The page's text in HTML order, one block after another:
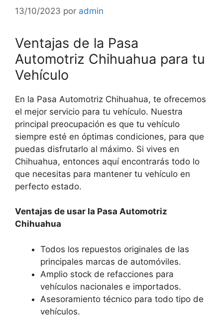
13/10/2023 por admin
Ventajas de la Pasa
Automotriz Chihuahua para tu
Vehículo
En la Pasa Automotriz Chihuahua, te ofrecemos
el mejor servicio para tu vehículo. Nuestra
principal preocupación es que tu vehículo
siempre esté en óptimas condiciones, para que
puedas disfrutarlo al máximo. Si vives en
Chihuahua, entonces aquí encontrarás todo lo
que necesitas para mantener tu vehículo en
perfecto estado.
Ventajas de usar la Pasa Automotriz
Chihuahua
Todos los repuestos originales de las
principales marcas de automóviles.
Amplio stock de refacciones para
vehículos nacionales e importados.
Asesoramiento técnico para todo tipo de
vehículos.